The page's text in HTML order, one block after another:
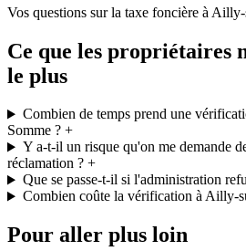
Vos questions sur la taxe foncière à
Ce que les propriétaires
le plus
Combien de temps prend une
Somme ? +
Y a-t-il un risque qu'on me demande
réclamation ? +
Que se passe-t-il si l'administration
Combien coûte la vérification à Ailly-
Pour aller plus loin